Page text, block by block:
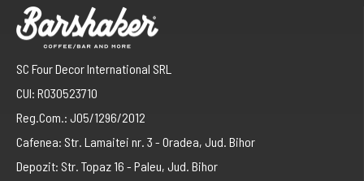
SC Four Decor International SRL
CUI: RO30523710
Reg.Com.: J05/1296/2012
Cafenea: Str. Lamaitei nr. 3 - Oradea, Jud. Bihor
Depozit: Str. Topaz 16 - Paleu, Jud. Bihor